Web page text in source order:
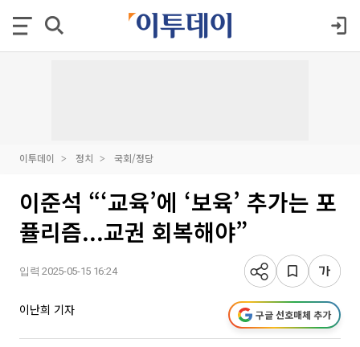
이투데이 정치 국회/정당
이준석 “‘교육’에 ‘보육’ 추가는 포
퓰리즘...교권 회복해야”
입력 2025-05-15 16:24
이난희 기자 구글 선호매체 추가